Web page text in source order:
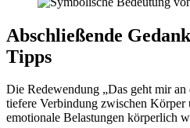
Abschließende
Tipps
Die Redewendung „Das geht mir
tiefere Verbindung zwischen Körper
emotionale Belastungen körperlich